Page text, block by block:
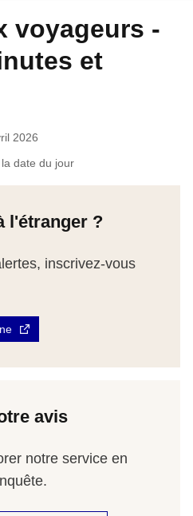
voyageurs -
et
2026
date du jour
l'étranger ?
inscrivez-vous
avis
notre service en